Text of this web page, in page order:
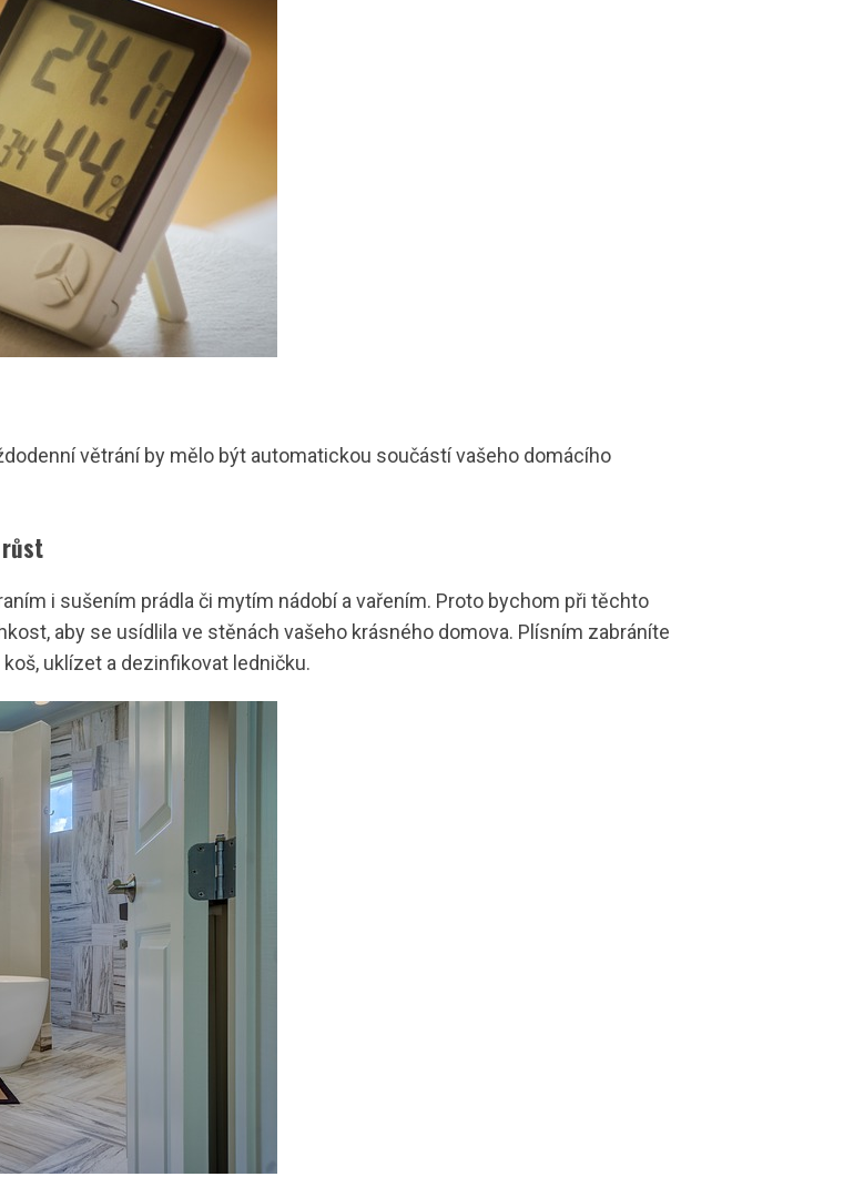
větrání by mělo být automatickou součástí vašeho domácího
i sušením prádla či mytím nádobí a vařením. Proto bychom při těchto
aby se usídlila ve stěnách vašeho krásného domova. Plísním zabráníte
uklízet a dezinfikovat ledničku.